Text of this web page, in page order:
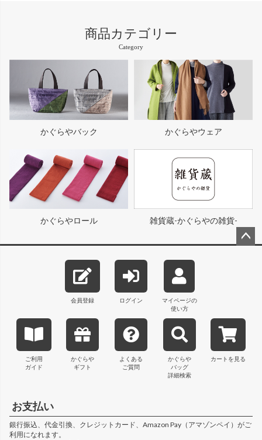
商品カテゴリー
Category
かぐらやバック かぐらやウェア
かぐらやロール 雑貨蔵-かぐらやの雑貨-
会員登録 ログイン
マイページの
使い方
ご利用
ガイド
かぐらや
ギフト
よくある
ご質問
かぐらや
バッグ
詳細検索
カートを見る
お支払い
銀行振込、代金引換、クレジットカード、Amazon Pay（アマゾンペイ）がご
利用になれます。